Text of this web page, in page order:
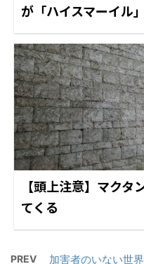
が「ハイスマーイル
【頭上注意】マク
てくる
PREV 加害者のいない世